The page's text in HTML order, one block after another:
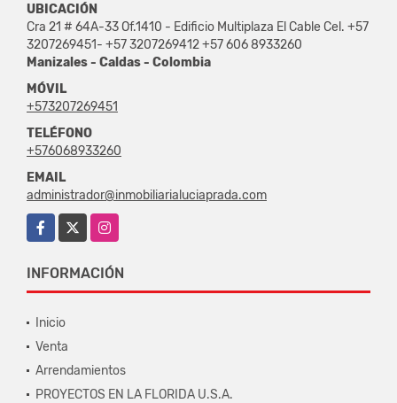
UBICACIÓN
Cra 21 # 64A-33 Of.1410 - Edificio Multiplaza El Cable Cel. +57
3207269451- +57 3207269412 +57 606 8933260
Manizales - Caldas - Colombia
MÓVIL
+573207269451
TELÉFONO
+576068933260
EMAIL
administrador@inmobiliarialuciaprada.com
Facebook
Instagram
INFORMACIÓN
Inicio
Venta
Arrendamientos
PROYECTOS EN LA FLORIDA U.S.A.